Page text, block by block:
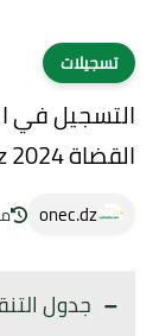
تسجيلات
التسجيل في
القضاة 2024 concours.mjustice.dz
onec.dz
جدول